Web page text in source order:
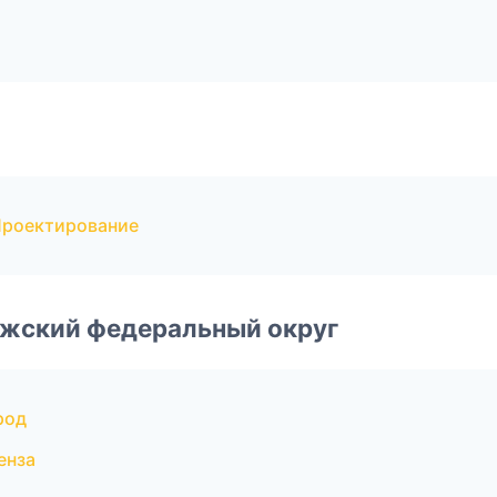
федеральный округ